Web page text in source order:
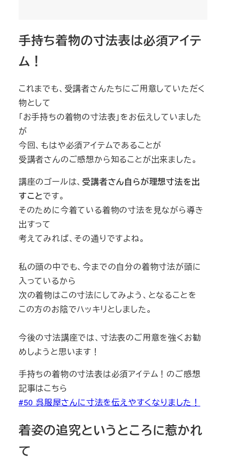
手持ち着物の寸法表は必須アイテ
ム！
これまでも、受講者さんたちにご用意していただく
物として
「お手持ちの着物の寸法表」をお伝えしていました
が
今回、もはや必須アイテムであることが
受講者さんのご感想から知ることが出来ました。
講座のゴールは、受講者さん自らが理想寸法を出
すことです。
そのために今着ている着物の寸法を見ながら導き
出すって
考えてみれば、その通りですよね。
私の頭の中でも、今までの自分の着物寸法が頭に
入っているから
次の着物はこの寸法にしてみよう、となることを
この方のお陰でハッキリとしました。
今後の寸法講座では、寸法表のご用意を強くお勧
めしようと思います！
手持ちの着物の寸法表は必須アイテム！のご感想
記事はこちら
#50 呉服屋さんに寸法を伝えやすくなりました！
着姿の追究というところに惹かれ
て